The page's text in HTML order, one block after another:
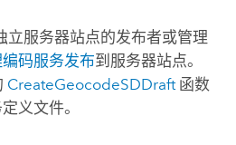
立服务器站点的发布者或管理
码服务发布到服务器站点。
CreateGeocodeSDDraft函数
义文件。